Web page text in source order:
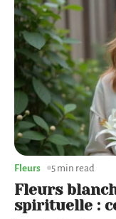
Fleurs
spirituelle :
Fleurs 5 min read